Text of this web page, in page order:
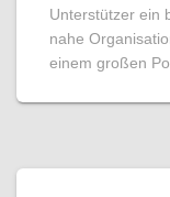
Unterstützer ein
nahe
einem großen